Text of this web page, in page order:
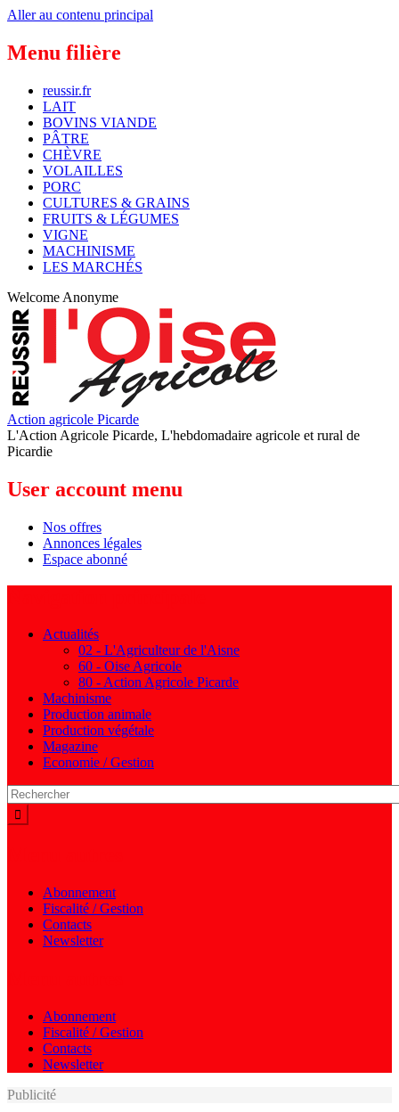
Aller au contenu principal
Menu filière
reussir.fr
LAIT
BOVINS VIANDE
PÂTRE
CHÈVRE
VOLAILLES
PORC
CULTURES & GRAINS
FRUITS & LÉGUMES
VIGNE
MACHINISME
LES MARCHÉS
Welcome Anonyme
Action agricole Picarde
L'Action Agricole Picarde, L'hebdomadaire agricole et rural de
Picardie
User account menu
Nos offres
Annonces légales
Espace abonné
Actualités
02 - L'Agriculteur de l'Aisne
60 - Oise Agricole
80 - Action Agricole Picarde
Machinisme
Production animale
Production végétale
Magazine
Economie / Gestion
Abonnement
Fiscalité / Gestion
Contacts
Newsletter
Abonnement
Fiscalité / Gestion
Contacts
Newsletter
Publicité